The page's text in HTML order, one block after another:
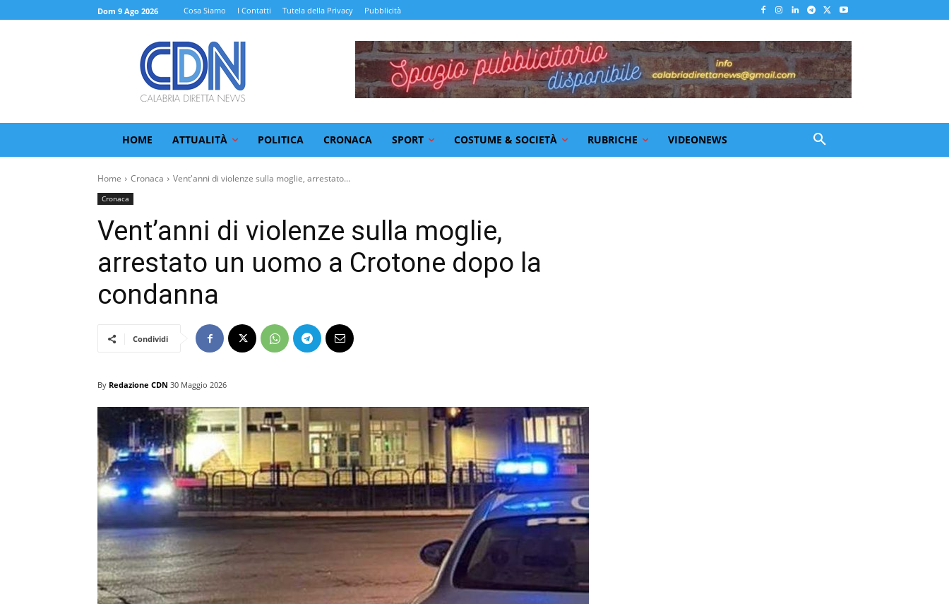
Dom 9 Ago 2026 Cosa Siamo I Contatti Tutela della Privacy Pubblicità
HOME ATTUALITÀ POLITICA CRONACA SPORT COSTUME & SOCIETÀ RUBRICHE VIDEONEWS
Home Cronaca Vent'anni di violenze sulla moglie, arrestato...
Cronaca
Vent’anni di violenze sulla moglie,
arrestato un uomo a Crotone dopo la
condanna
Condividi
By Redazione CDN 30 Maggio 2026